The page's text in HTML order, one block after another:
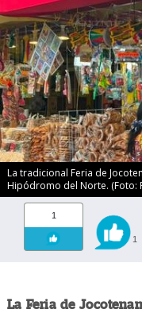
La tradicional Feria de
Hipódromo del Norte. (Foto:
1
1
La Feria de